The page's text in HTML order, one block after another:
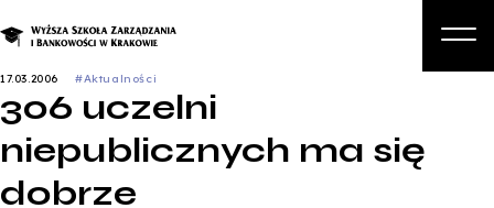
17.03.2006 #Aktualności
306 uczelni
niepublicznych ma się
dobrze